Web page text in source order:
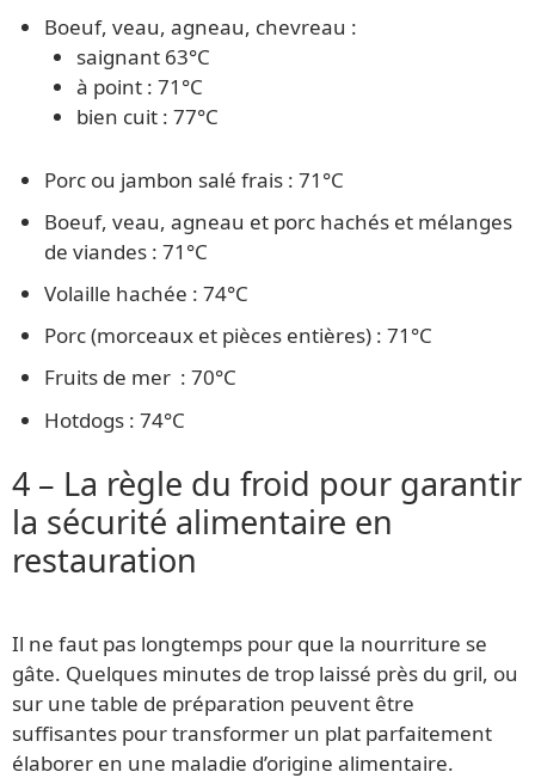
Boeuf, veau, agneau, chevreau :
saignant 63°C
à point : 71°C
bien cuit : 77°C
Porc ou jambon salé frais : 71°C
Boeuf, veau, agneau et porc hachés et mélanges
de viandes : 71°C
Volaille hachée : 74°C
Porc (morceaux et pièces entières) : 71°C
Fruits de mer : 70°C
Hotdogs : 74°C
4 – La règle du froid pour garantir
la sécurité alimentaire en
restauration
Il ne faut pas longtemps pour que la nourriture se
gâte. Quelques minutes de trop laissé près du gril, ou
sur une table de préparation peuvent être
suffisantes pour transformer un plat parfaitement
élaborer en une maladie d’origine alimentaire.